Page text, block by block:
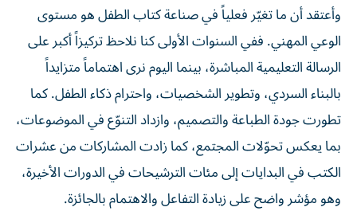
وأعتقد أن ما تغيّر فعلياً في صناعة كتاب الطفل هو مستوى
الوعي المهني. ففي السنوات الأولى كنا نلاحظ تركيزاً أكبر على
الرسالة التعليمية المباشرة، بينما اليوم نرى اهتماماً متزايداً
بالبناء السردي، وتطوير الشخصيات، واحترام ذكاء الطفل. كما
تطورت جودة الطباعة والتصميم، وازداد التنوّع في الموضوعات،
بما يعكس تحوّلات المجتمع، كما زادت المشاركات من عشرات
الكتب في البدايات إلى مئات الترشيحات في الدورات الأخيرة،
وهو مؤشر واضح على زيادة التفاعل والاهتمام بالجائزة.